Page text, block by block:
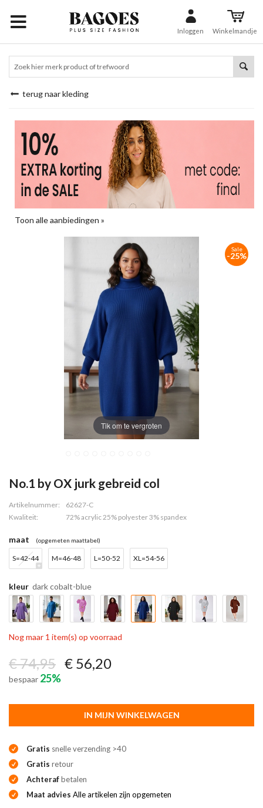
Inloggen Winkelmandje
terug naar kleding
Toon alle aanbiedingen »
Tik om te vergroten
Sale
-25%
No.1 by OX jurk gebreid col
Artikelnummer:
62627-C
Kwaliteit:
72% acrylic 25% polyester 3% spandex
maat (opgemeten maattabel)
S=42-44 M=46-48 L=50-52 XL=54-56
kleur dark cobalt-blue
Nog maar 1 item(s) op voorraad
€ 74,95 € 56,20
bespaar 25%
IN MIJN WINKELWAGEN
Gratis snelle verzending >40
Gratis retour
Achterafbetalen
Maat advies Alle artikelen zijn opgemeten